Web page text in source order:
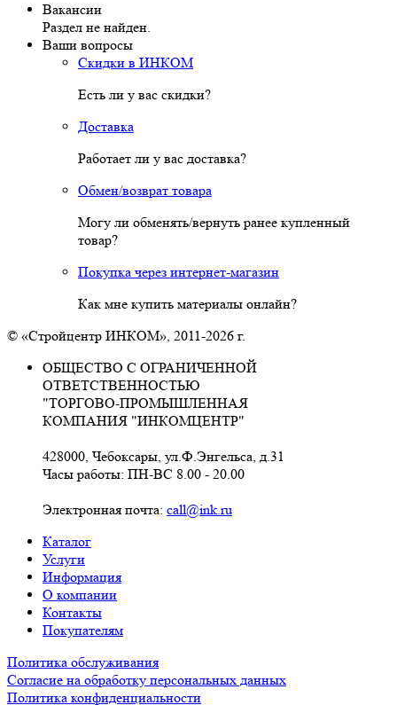
Вакансии
Раздел не найден.
Ваши вопросы
Скидки в ИНКОМ
Есть ли у вас скидки?
Доставка
Работает ли у вас доставка?
Обмен/возврат товара
Могу ли обменять/вернуть ранее купленный
товар?
Покупка через интернет-магазин
Как мне купить материалы онлайн?
© «Стройцентр ИНКОМ», 2011-2026 г.
ОБЩЕСТВО С ОГРАНИЧЕННОЙ
ОТВЕТСТВЕННОСТЬЮ
"ТОРГОВО-ПРОМЫШЛЕННАЯ
КОМПАНИЯ "ИНКОМЦЕНТР"
428000, Чебоксары, ул.Ф.Энгельса, д.31
Часы работы: ПН-ВС 8.00 - 20.00
Электронная почта: call@ink.ru
Каталог
Услуги
Информация
О компании
Контакты
Покупателям
Политика обслуживания
Согласие на обработку персональных данных
Политика конфиденциальности